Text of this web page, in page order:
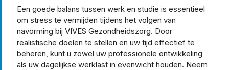
Een goede balans tussen werk en studie is essentieel
om stress te vermijden tijdens het volgen van
navorming bij VIVES Gezondheidszorg. Door
realistische doelen te stellen en uw tijd effectief te
beheren, kunt u zowel uw professionele ontwikkeling
als uw dagelijkse werklast in evenwicht houden. Neem